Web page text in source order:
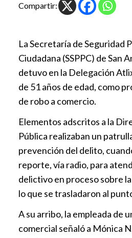
Compartir:
La Secretaría de Seguridad
Ciudadana (SSPPC) de San
detuvo en la Delegación
de 51 años de edad, como
de robo a comercio.
Elementos adscritos a la
Pública realizaban un
prevención del delito,
reporte, vía radio, para
delictivo en proceso sobre
lo que se trasladaron al
A su arribo, la empleada de
comercial señaló a Mónica